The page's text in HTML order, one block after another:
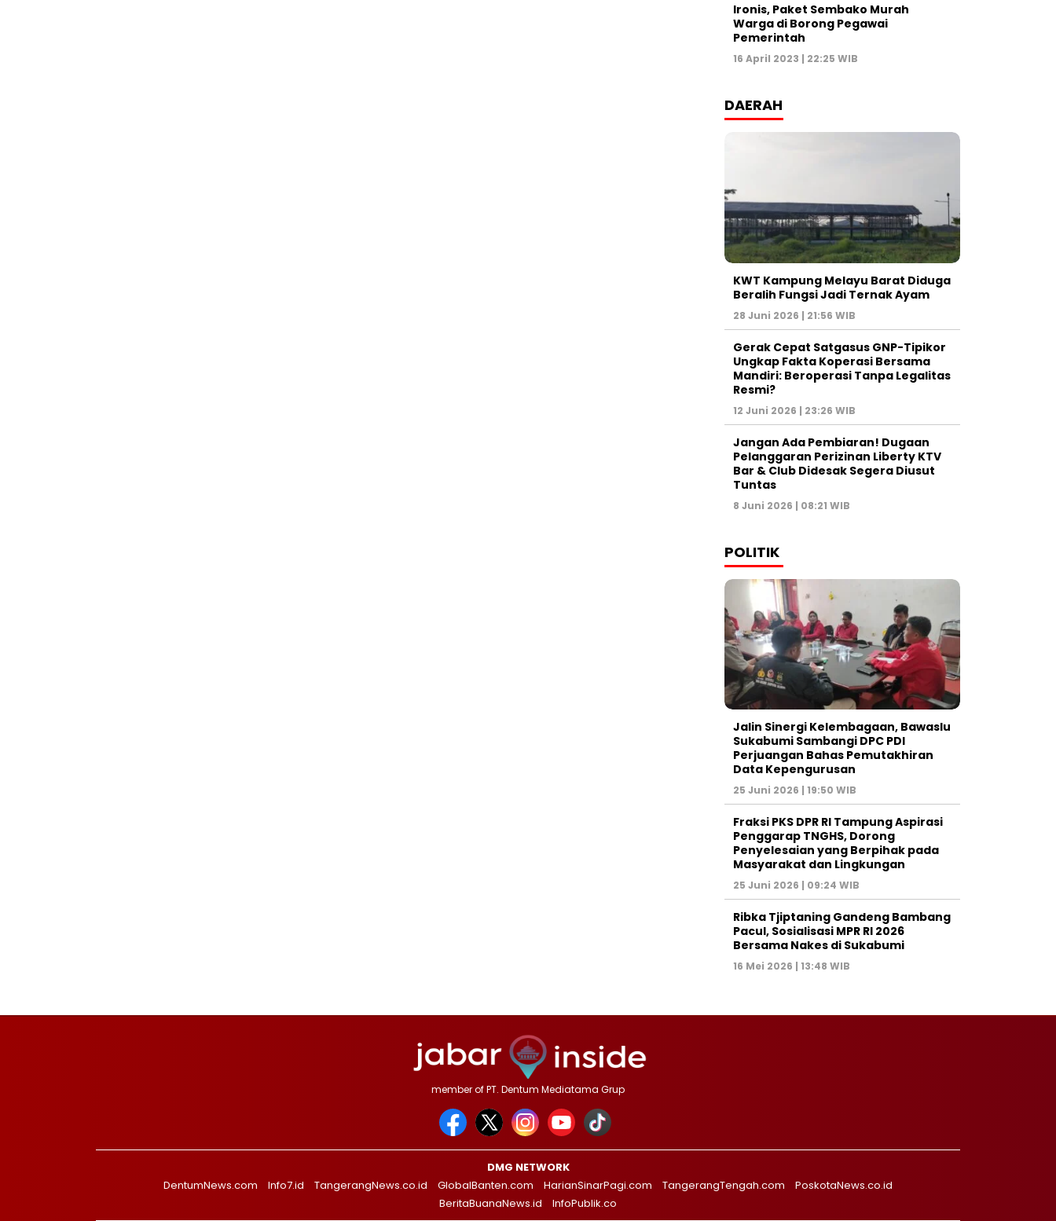
Ironis, Paket Sembako Murah
Warga di Borong Pegawai
Pemerintah
16 April 2023 | 22:25 WIB
DAERAH
KWT Kampung Melayu Barat Diduga
Beralih Fungsi Jadi Ternak Ayam
28 Juni 2026 | 21:56 WIB
Gerak Cepat Satgasus GNP-Tipikor
Ungkap Fakta Koperasi Bersama
Mandiri: Beroperasi Tanpa Legalitas
Resmi?
12 Juni 2026 | 23:26 WIB
Jangan Ada Pembiaran! Dugaan
Pelanggaran Perizinan Liberty KTV
Bar & Club Didesak Segera Diusut
Tuntas
8 Juni 2026 | 08:21 WIB
POLITIK
Jalin Sinergi Kelembagaan, Bawaslu
Sukabumi Sambangi DPC PDI
Perjuangan Bahas Pemutakhiran
Data Kepengurusan
25 Juni 2026 | 19:50 WIB
‎Fraksi PKS DPR RI Tampung Aspirasi
Penggarap TNGHS, Dorong
Penyelesaian yang Berpihak pada
Masyarakat dan Lingkungan‎
25 Juni 2026 | 09:24 WIB
Ribka Tjiptaning Gandeng Bambang
Pacul, Sosialisasi MPR RI 2026
Bersama Nakes di Sukabumi
16 Mei 2026 | 13:48 WIB
member of PT. Dentum Mediatama Grup
DMG NETWORK
DentumNews.com
Info7.id TangerangNews.co.id GlobalBanten.com HarianSinarPagi.com TangerangTengah.com
PoskotaNews.co.id
BeritaBuanaNews.id
InfoPublik.co